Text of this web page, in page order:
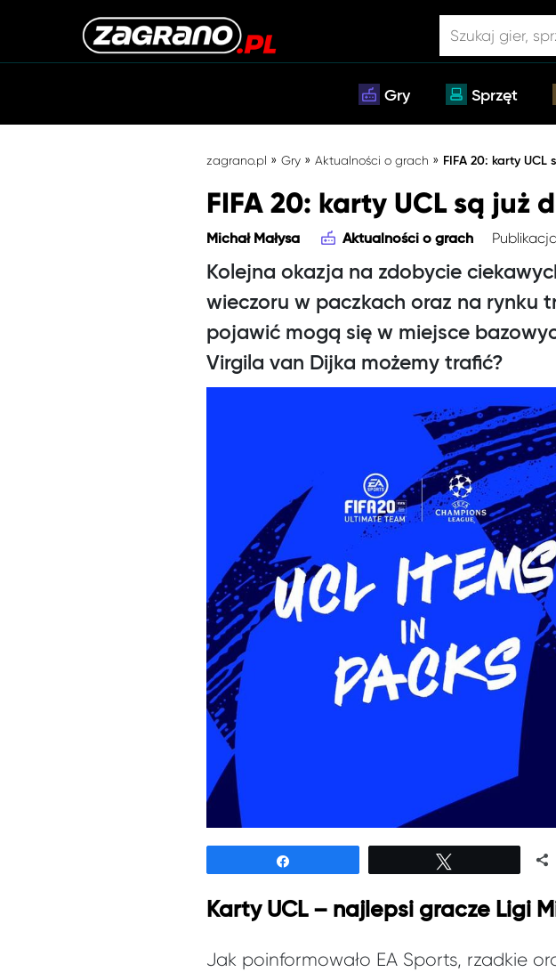
Gry Sprzęt
zagrano.pl » Gry » Aktualności o grach » FIFA 20: karty
FIFA 20: karty UCL są już
Michał Małysa Aktualności o grach
Kolejna okazja na zdobycie
wieczoru w paczkach oraz na rynku
pojawić mogą się w miejsce
Virgila van Dijka możemy trafić?
Karty UCL – najlepsi gracze Ligi
Jak poinformowało EA Sports, rzadkie